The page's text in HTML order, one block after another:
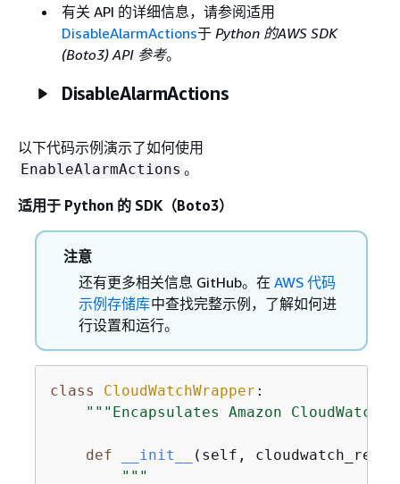
有关 API 的详细信息，请参阅适用
DisableAlarmActions于 Python 的AWS SDK
(Boto3) API 参考。
DisableAlarmActions
以下代码示例演示了如何使用
EnableAlarmActions 。
适用于 Python 的 SDK（Boto3）
注意
还有更多相关信息 GitHub。在 AWS 代码
示例存储库中查找完整示例，了解如何进
行设置和运行。
class CloudWatchWrapper :
"""Encapsulates Amazon
def __init__ ( self,
"""